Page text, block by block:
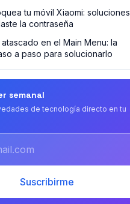
tu móvil Xiaomi: soluciones
la contraseña
en el Main Menu: la
a paso para solucionarlo
semanal
de tecnología directo en tu
Suscribirme